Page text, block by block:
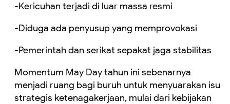
-Kericuhan terjadi di luar massa resmi
-Diduga ada penyusup yang memprovokasi
-Pemerintah dan serikat sepakat jaga stabilitas
Momentum May Day tahun ini sebenarnya
menjadi ruang bagi buruh untuk menyuarakan isu
strategis ketenagakerjaan, mulai dari kebijakan